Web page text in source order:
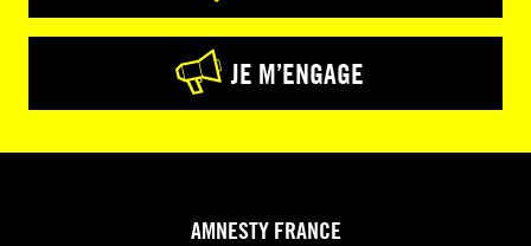
JE M’ENGAGE
AMNESTY FRANCE